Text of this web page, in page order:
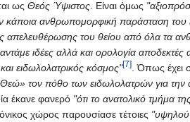
ωςΘεός Ύψιστος . Είναι όμως
κάποια ανθρωπομορφική παράσταση του
απελευθέρωσης του θείου από όλα τα
ιδέες αλλά και ορολογία
ειδωλολατρικός κόσμος"[7] . Όπως έχει
τον πόθο των ειδωλολατρών για την
έκανε φανερό "ότι το ανατολικό τμήμα
χώρος παρουσίασε τέτοιες "υψηλού